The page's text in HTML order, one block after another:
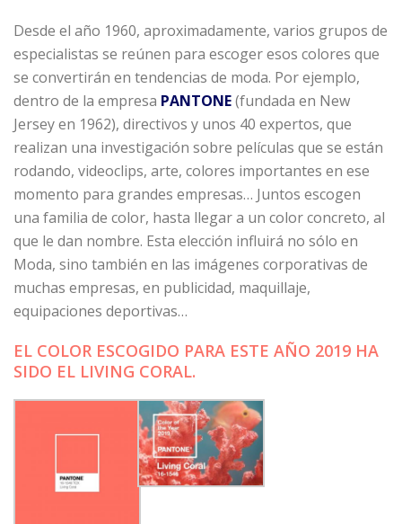
Desde el año 1960, aproximadamente, varios grupos de
especialistas se reúnen para escoger esos colores que
se convertirán en tendencias de moda. Por ejemplo,
dentro de la empresa PANTONE(fundada en New
Jersey en 1962), directivos y unos 40 expertos, que
realizan una investigación sobre películas que se están
rodando, videoclips, arte, colores importantes en ese
momento para grandes empresas… Juntos escogen
una familia de color, hasta llegar a un color concreto, al
que le dan nombre. Esta elección influirá no sólo en
Moda, sino también en las imágenes corporativas de
muchas empresas, en publicidad, maquillaje,
equipaciones deportivas…
EL COLOR ESCOGIDO PARA ESTE AÑO 2019 HA
SIDO EL LIVING CORAL.